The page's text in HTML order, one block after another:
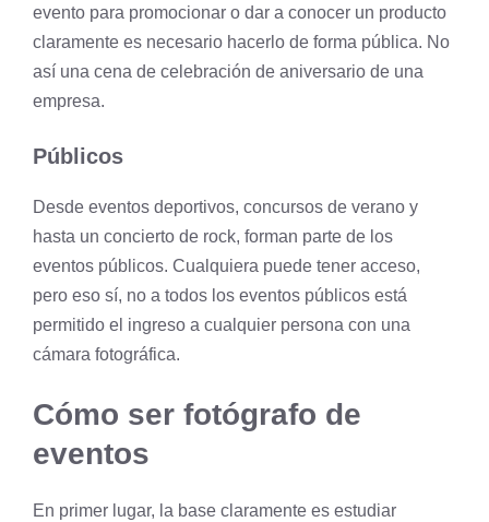
evento para promocionar o dar a conocer un producto
claramente es necesario hacerlo de forma pública. No
así una cena de celebración de aniversario de una
empresa.
Públicos
Desde eventos deportivos, concursos de verano y
hasta un concierto de rock, forman parte de los
eventos públicos. Cualquiera puede tener acceso,
pero eso sí, no a todos los eventos públicos está
permitido el ingreso a cualquier persona con una
cámara fotográfica.
Cómo ser fotógrafo de
eventos
En primer lugar, la base claramente es estudiar